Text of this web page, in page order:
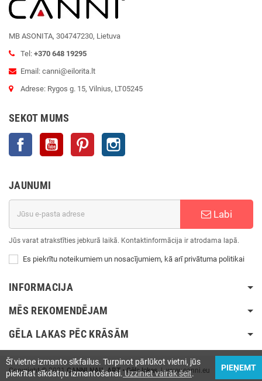
MB ASONITA, 304747230, Lietuva
Tel: +370 648 19295
Email: canni@eilorita.lt
Adrese: Rygos g. 15, Vilnius, LT05245
SEKOT MUMS
Facebook YouTube Pinterest
JAUNUMI
Labi
Jūs varat atrakstīties jebkurā laikā. Kontaktinformācija ir atrodama lapā.
Es piekrītu noteikumiem un nosacījumiem, kā arī privātuma politikai
INFORMACIJA
MĒS REKOMENDĒJAM
GĒLA LAKAS PĒC KRĀSĀM
Copyright © 2021CANNI NAIL ART • Gēla lakas| www.canni.eu
Šī vietne izmanto sīkfailus. Turpinot pārlūkot vietni, jūs
piekrītat sīkdatņu izmantošanai.Uzziniet vairāk šeit.
PIEŅEMT